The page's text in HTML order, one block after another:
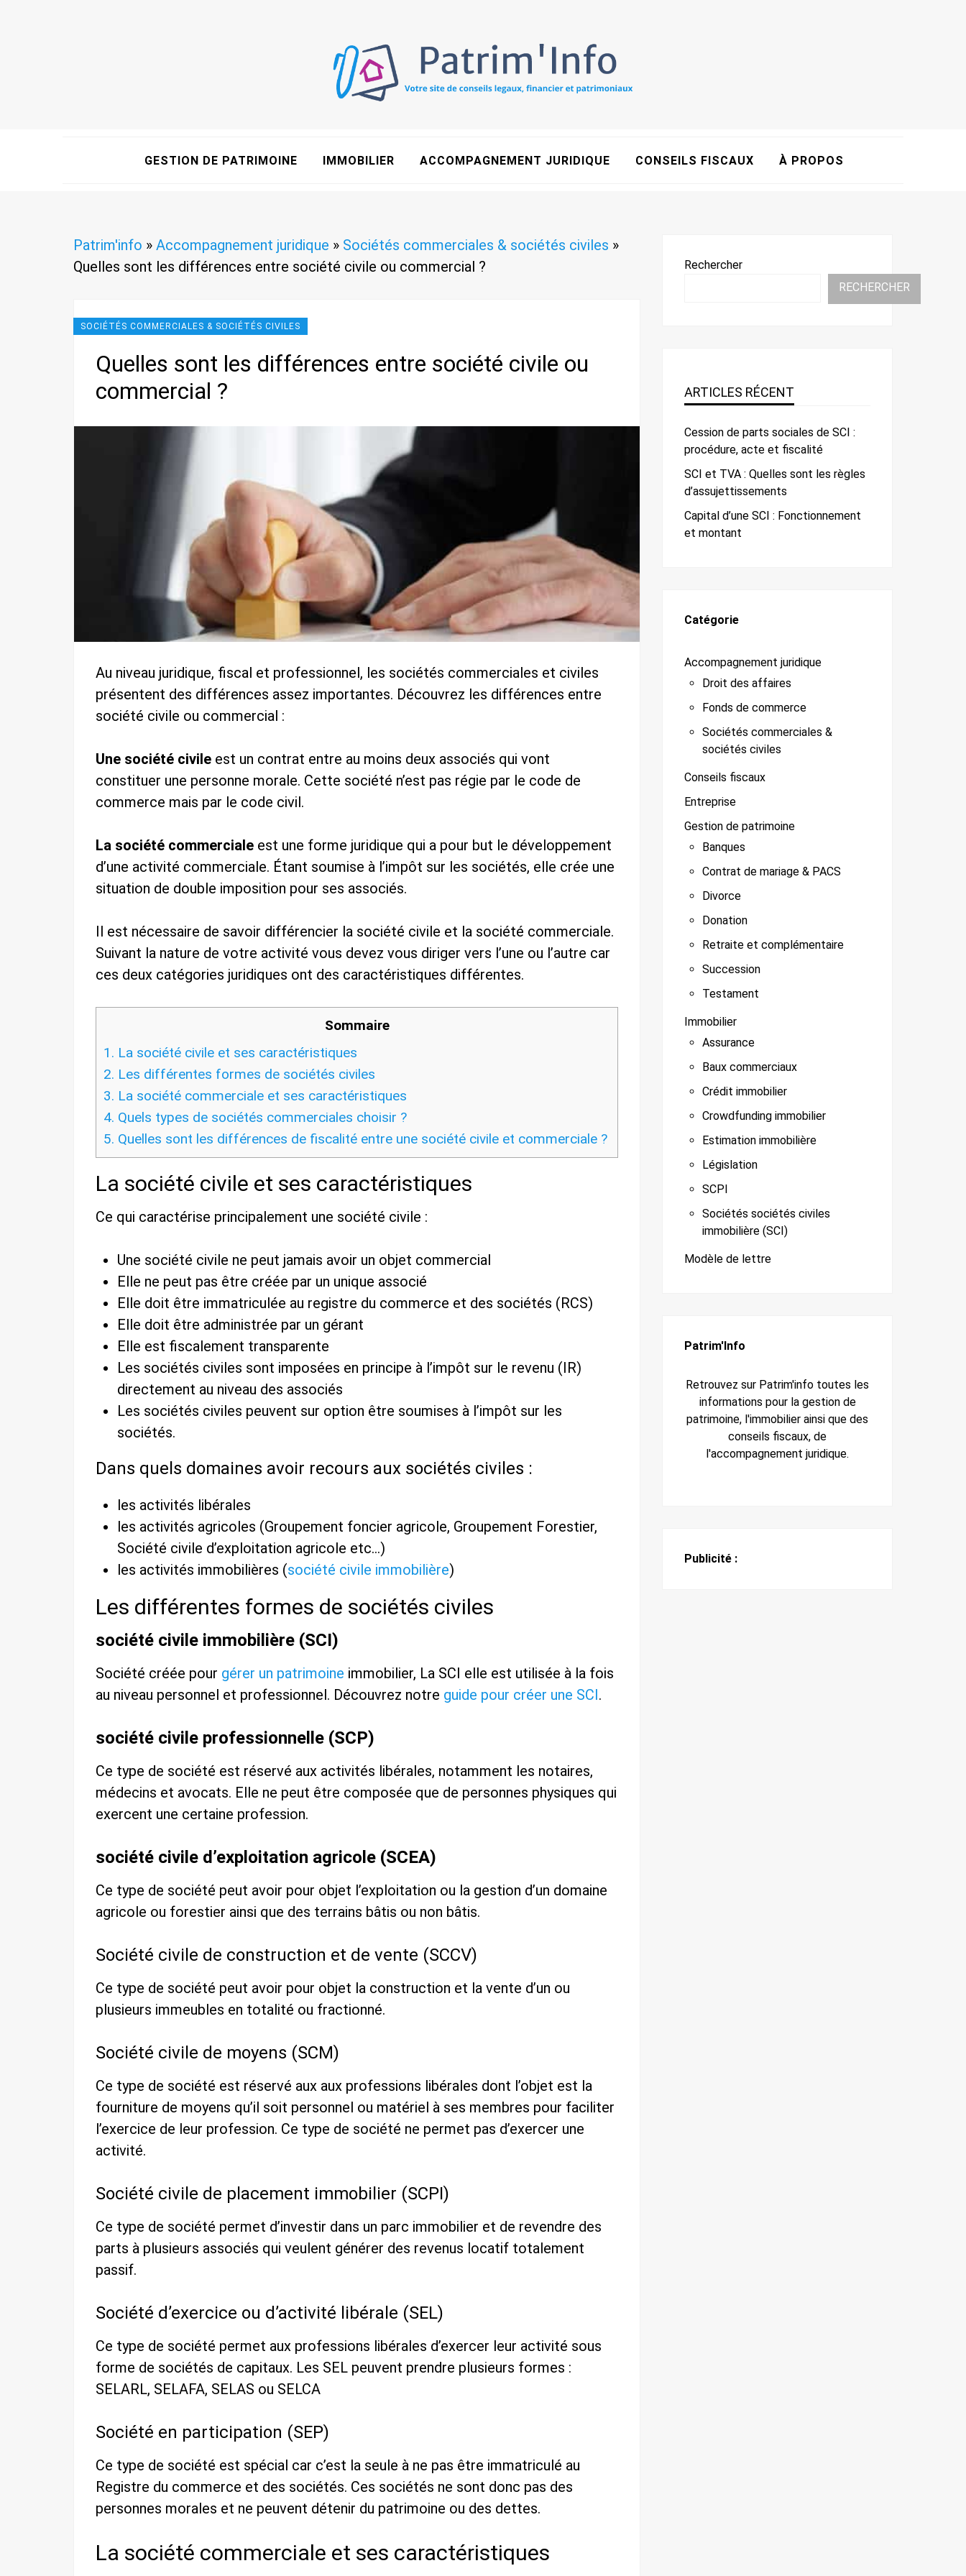
GESTION DE PATRIMOINE IMMOBILIER ACCOMPAGNEMENT JURIDIQUE CONSEILS FISCAUX À PROPOS
Patrim'info » Accompagnement juridique » Sociétés commerciales & sociétés civiles »
Quelles sont les différences entre société civile ou commercial ?
SOCIÉTÉS COMMERCIALES & SOCIÉTÉS CIVILES
Quelles sont les différences entre société civile ou
commercial ?
Au niveau juridique, fiscal et professionnel, les sociétés commerciales et civiles
présentent des différences assez importantes. Découvrez les différences entre
société civile ou commercial :
Une société civile est un contrat entre au moins deux associés qui vont
constituer une personne morale. Cette société n’est pas régie par le code de
commerce mais par le code civil.
La société commerciale est une forme juridique qui a pour but le développement
d’une activité commerciale. Étant soumise à l’impôt sur les sociétés, elle crée une
situation de double imposition pour ses associés.
Il est nécessaire de savoir différencier la société civile et la société commerciale.
Suivant la nature de votre activité vous devez vous diriger vers l’une ou l’autre car
ces deux catégories juridiques ont des caractéristiques différentes.
Sommaire
1. La société civile et ses caractéristiques
2. Les différentes formes de sociétés civiles
3. La société commerciale et ses caractéristiques
4. Quels types de sociétés commerciales choisir ?
5. Quelles sont les différences de fiscalité entre une société civile et commerciale ?
La société civile et ses caractéristiques
Ce qui caractérise principalement une société civile :
Une société civile ne peut jamais avoir un objet commercial
Elle ne peut pas être créée par un unique associé
Elle doit être immatriculée au registre du commerce et des sociétés (RCS)
Elle doit être administrée par un gérant
Elle est fiscalement transparente
Les sociétés civiles sont imposées en principe à l’impôt sur le revenu (IR)
directement au niveau des associés
Les sociétés civiles peuvent sur option être soumises à l’impôt sur les
sociétés.
Dans quels domaines avoir recours aux sociétés civiles :
les activités libérales
les activités agricoles (Groupement foncier agricole, Groupement Forestier,
Société civile d’exploitation agricole etc…)
les activités immobilières (société civile immobilière)
Les différentes formes de sociétés civiles
société civile immobilière (SCI)
Société créée pour gérer un patrimoine immobilier, La SCI elle est utilisée à la fois
au niveau personnel et professionnel. Découvrez notre guide pour créer une SCI.
société civile professionnelle (SCP)
Ce type de société est réservé aux activités libérales, notamment les notaires,
médecins et avocats. Elle ne peut être composée que de personnes physiques qui
exercent une certaine profession.
société civile d’exploitation agricole (SCEA)
Ce type de société peut avoir pour objet l’exploitation ou la gestion d’un domaine
agricole ou forestier ainsi que des terrains bâtis ou non bâtis.
Société civile de construction et de vente (SCCV)
Ce type de société peut avoir pour objet la construction et la vente d’un ou
plusieurs immeubles en totalité ou fractionné.
Société civile de moyens (SCM)
Ce type de société est réservé aux aux professions libérales dont l’objet est la
fourniture de moyens qu’il soit personnel ou matériel à ses membres pour faciliter
l’exercice de leur profession. Ce type de société ne permet pas d’exercer une
activité.
Société civile de placement immobilier (SCPI)
Ce type de société permet d’investir dans un parc immobilier et de revendre des
parts à plusieurs associés qui veulent générer des revenus locatif totalement
passif.
Société d’exercice ou d’activité libérale (SEL)
Ce type de société permet aux professions libérales d’exercer leur activité sous
forme de sociétés de capitaux. Les SEL peuvent prendre plusieurs formes :
SELARL, SELAFA, SELAS ou SELCA
Société en participation (SEP)
Ce type de société est spécial car c’est la seule à ne pas être immatriculé au
Registre du commerce et des sociétés. Ces sociétés ne sont donc pas des
personnes morales et ne peuvent détenir du patrimoine ou des dettes.
La société commerciale et ses caractéristiques
Rechercher
RECHERCHER
ARTICLES RÉCENT
Cession de parts sociales de SCI :
procédure, acte et fiscalité
SCI et TVA : Quelles sont les règles
d’assujettissements
Capital d’une SCI : Fonctionnement
et montant
Catégorie
Accompagnement juridique
Droit des affaires
Fonds de commerce
Sociétés commerciales &
sociétés civiles
Conseils fiscaux
Entreprise
Gestion de patrimoine
Banques
Contrat de mariage & PACS
Divorce
Donation
Retraite et complémentaire
Succession
Testament
Immobilier
Assurance
Baux commerciaux
Crédit immobilier
Crowdfunding immobilier
Estimation immobilière
Législation
SCPI
Sociétés sociétés civiles
immobilière (SCI)
Modèle de lettre
Patrim'Info
Retrouvez sur Patrim'info toutes les
informations pour la gestion de
patrimoine, l'immobilier ainsi que des
conseils fiscaux, de
l'accompagnement juridique.
Publicité :